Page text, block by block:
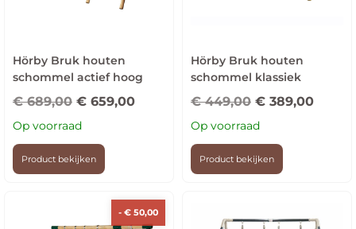
Hörby Bruk houten
schommel actief hoog
€689,00 € 659,00
Op voorraad
Product bekijken
Hörby Bruk houten
schommel klassiek
€449,00 € 389,00
Op voorraad
Product bekijken
-€ 50,00